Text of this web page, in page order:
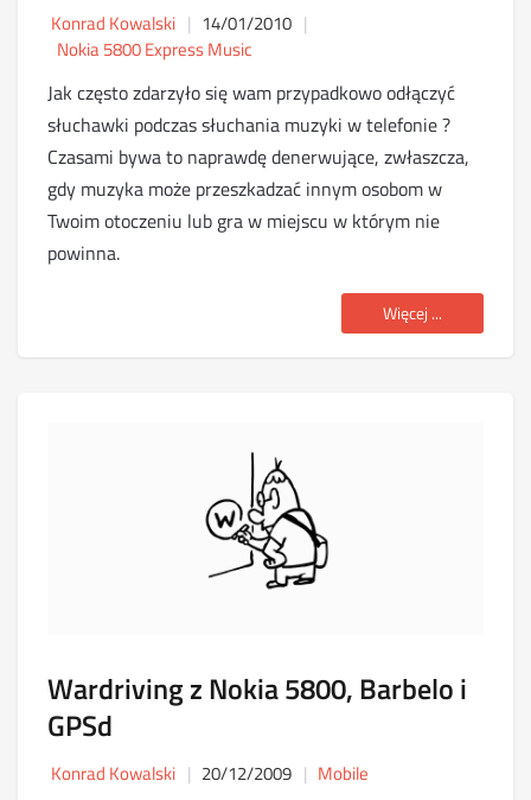
Konrad Kowalski
14/01/2010
Nokia 5800 Express Music
Jak często zdarzyło się wam przypadkowo odłączyć
słuchawki podczas słuchania muzyki w telefonie ?
Czasami bywa to naprawdę denerwujące, zwłaszcza,
gdy muzyka może przeszkadzać innym osobom w
Twoim otoczeniu lub gra w miejscu w którym nie
powinna.
Więcej ...
Wardriving z Nokia 5800, Barbelo i
GPSd
Konrad Kowalski 20/12/2009 Mobile